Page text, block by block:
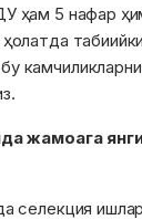
ҳам 5 нафар
жамоага
селекция